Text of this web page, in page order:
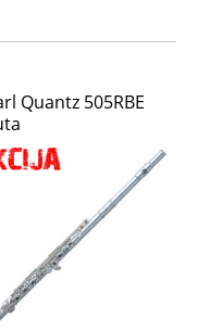
Quantz 505RBE